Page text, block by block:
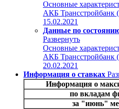
Основные
АКБ Трансстройбанк
15.02.2021
Данные по
Развернуть
Основные
АКБ Трансстройбанк
20.02.2021
Информация о ставках
Информация о
по вкладам
за "июнь"